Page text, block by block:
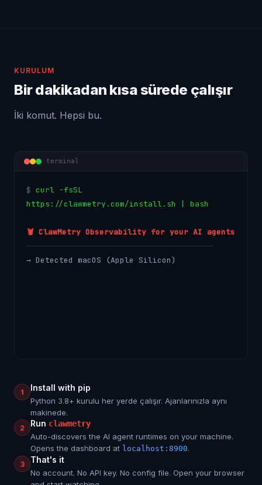
KURULUM
Bir dakikadan kısa sürede çalışır
İki komut. Hepsi bu.
terminal
$ curl -fsSL
https : //clawmetry .com/install. sh bash
🦞 ClawMetry Observability for your AI agents
────────────────────────────────────────
→ Detected macOS (Apple Silicon)
1 Install with pip
Python 3.8+ kurulu her yerde çalışır. Ajanlarınızla aynı
makinede.
2 Run clawmetry
Auto-discovers the AI agent runtimes on your machine.
Opens the dashboard at localhost:8900.
3 That's it
No account. No API key. No config file. Open your browser